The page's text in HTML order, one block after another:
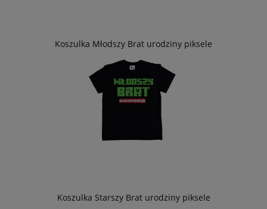
Koszulka Młodszy Brat urodziny piksele
Koszulka Starszy Brat urodziny piksele